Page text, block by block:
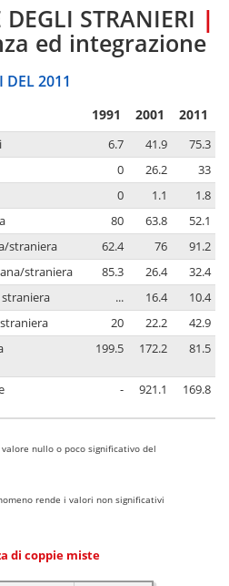
STRANIERI |
ed integrazione
DEL 2011
1991 2001 2011
6.7 41.9
75.3
0 26.2
33
0 1.1
1.8
80 63.8
52.1
straniera
62.4 76
91.2
straniera
85.3 26.4
32.4
... 16.4
10.4
20 22.2
42.9
199.5 172.2 81.5
- 921.1 169.8
nullo o poco significativo del
rende i valori non significativi
di coppie miste